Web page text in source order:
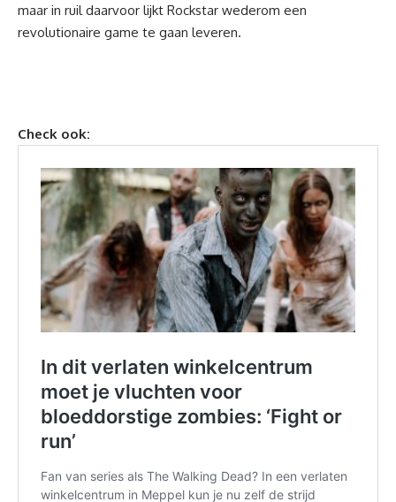
maar in ruil daarvoor lijkt Rockstar wederom een
revolutionaire game te gaan leveren.
Check ook: